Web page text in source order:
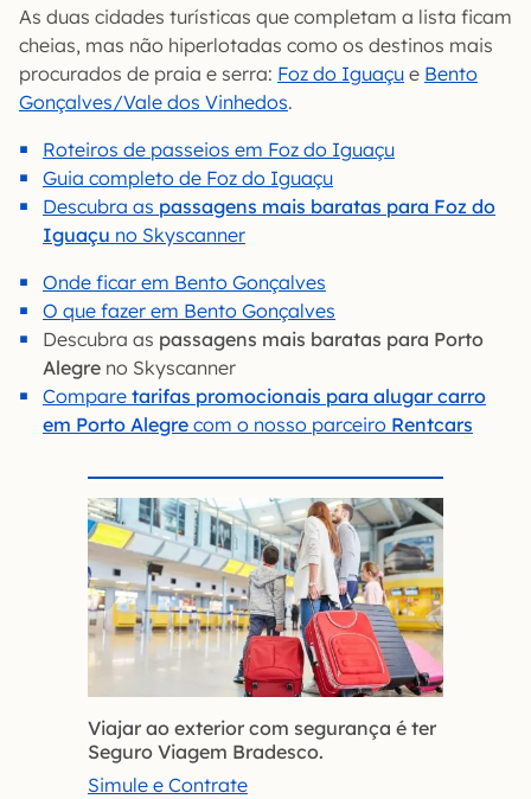
As duas cidades turísticas que completam a lista ficam
cheias, mas não hiperlotadas como os destinos mais
procurados de praia e serra: Foz do Iguaçu e Bento
Gonçalves/Vale dos Vinhedos.
Roteiros de passeios em Foz do Iguaçu
Guia completo de Foz do Iguaçu
Descubra as passagens mais baratas para Foz do
Iguaçu no Skyscanner
Onde ficar em Bento Gonçalves
O que fazer em Bento Gonçalves
Descubra as passagens mais baratas para Porto
Alegre no Skyscanner
Compare tarifas promocionais para alugar carro
em Porto Alegre com o nosso parceiro Rentcars
Viajar ao exterior com segurança é ter
Seguro Viagem Bradesco.
Simule e Contrate